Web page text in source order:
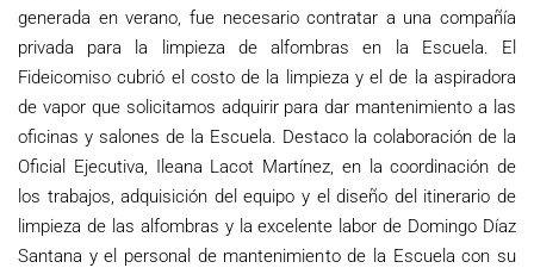
generada en verano, fue necesario contratar a una compañía
privada para la limpieza de alfombras en la Escuela. El
Fideicomiso cubrió el costo de la limpieza y el de la aspiradora
de vapor que solicitamos adquirir para dar mantenimiento a las
oficinas y salones de la Escuela. Destaco la colaboración de la
Oficial Ejecutiva, Ileana Lacot Martínez, en la coordinación de
los trabajos, adquisición del equipo y el diseño del itinerario de
limpieza de las alfombras y la excelente labor de Domingo Díaz
Santana y el personal de mantenimiento de la Escuela con su